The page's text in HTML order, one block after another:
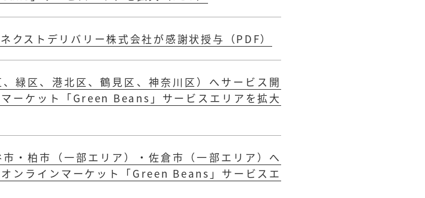
クストデリバリー株式会社が感謝状授与（PDF）
緑区、港北区、鶴見区、神奈川区）へサービス開
ーケット「Green Beans」サービスエリアを拡大
・柏市（一部エリア）・佐倉市（一部エリア）へ
ンラインマーケット「Green Beans」サービスエ